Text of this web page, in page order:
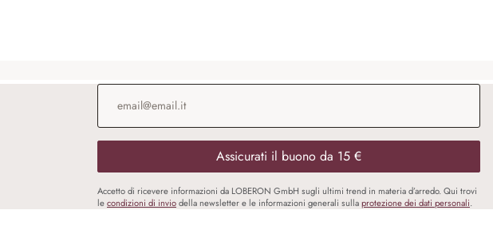
Indirizzo e-mail
Assicurati il buono da 15 €
Accetto di ricevere informazioni da LOBERON GmbH sugli ultimi trend in materia d’arredo. Qui trovi
lecondizioni di inviodella newsletter e le informazioni generali sullaprotezione dei dati personali.